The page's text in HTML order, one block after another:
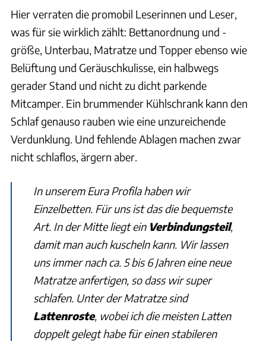
Hier verraten die promobil Leserinnen und Leser,
was für sie wirklich zählt: Bettanordnung und -
größe, Unterbau, Matratze und Topper ebenso wie
Belüftung und Geräuschkulisse, ein halbwegs
gerader Stand und nicht zu dicht parkende
Mitcamper. Ein brummender Kühlschrank kann den
Schlaf genauso rauben wie eine unzureichende
Verdunklung. Und fehlende Ablagen machen zwar
nicht schlaflos, ärgern aber.
In unserem Eura Profila haben wir
Einzelbetten. Für uns ist das die bequemste
Art. In der Mitte liegt ein Verbindungsteil,
damit man auch kuscheln kann. Wir lassen
uns immer nach ca. 5 bis 6 Jahren eine neue
Matratze anfertigen, so dass wir super
schlafen. Unter der Matratze sind
Lattenroste, wobei ich die meisten Latten
doppelt gelegt habe für einen stabileren